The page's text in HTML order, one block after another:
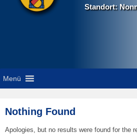
Standort:
Menü
Nothing Found
Apologies, but no results were found for the